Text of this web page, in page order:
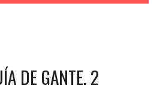
DE GANTE. 2